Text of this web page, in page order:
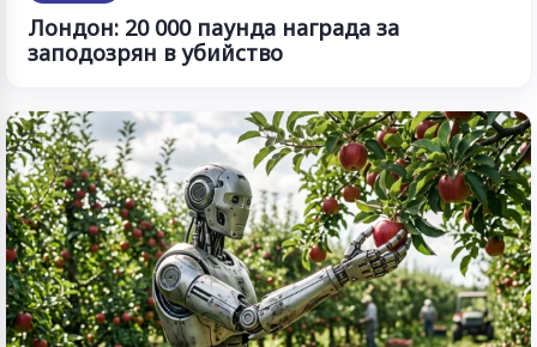
Лондон: 20 000 паунда награда за
заподозрян в убийство